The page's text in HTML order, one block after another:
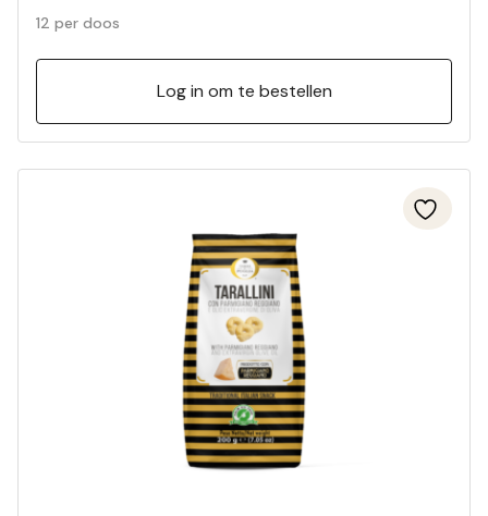
12 per doos
Log in om te bestellen